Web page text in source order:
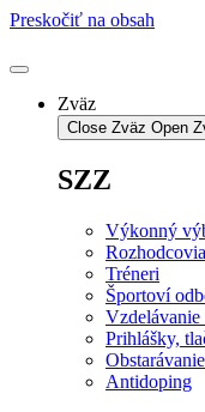
Preskočiť na obsah
Zväz
Close Zväz Open
SZZ
Výkonný
Rozhodcovia
Tréneri
Športoví
Prihlášky,
Obstarávanie
Antidoping